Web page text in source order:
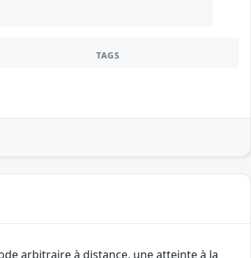
TAGS
arbitraire à distance, une atteinte à la